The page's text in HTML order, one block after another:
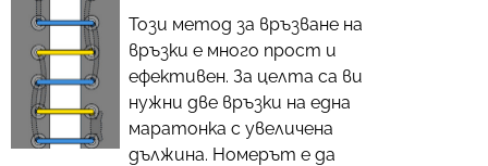
Този метод за връзване на
връзки е много прост и
ефективен. За целта са ви
нужни две връзки на една
маратонка с увеличена
дължина. Номерът е да